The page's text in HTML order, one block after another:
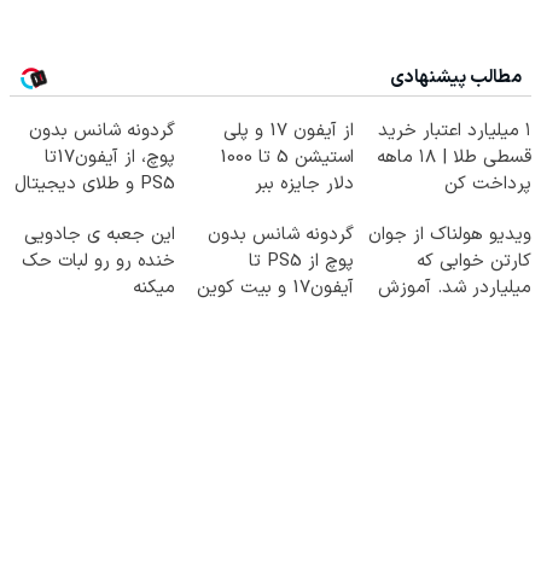
مطالب پیشنهادی
۱ میلیارد اعتبار خرید
قسطی طلا | ۱۸ ماهه
پرداخت کن
از آیفون 17 و پلی
استیشن 5 تا 1000
دلار جایزه ببر
گردونه شانس بدون
پوچ، از آیفون17تا
PS5 و طلای دیجیتال
ویدیو هولناک از جوان
کارتن خوابی که
میلیاردر شد. آموزش
گردونه شانس بدون
پوچ از PS5 تا
آیفون17 و بیت کوین
این جعبه ی جادویی
خنده رو رو لبات حک
میکنه